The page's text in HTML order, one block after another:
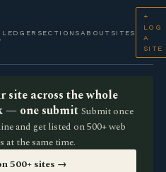
LEDGER SECTIONS ABOUT SITES
+
LOG
A
SITE
site across the whole
— one submit Submit once
and get listed on 500+ web
at the same time.
500+ sites →